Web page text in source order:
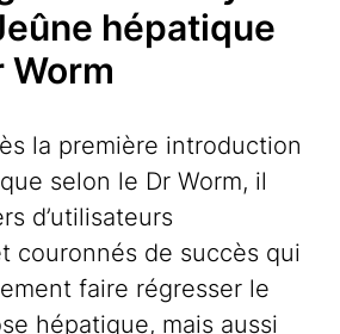
hépatique
Worm
la première introduction
selon le Dr Worm, il
d’utilisateurs
couronnés de succès qui
faire régresser le
hépatique, mais aussi